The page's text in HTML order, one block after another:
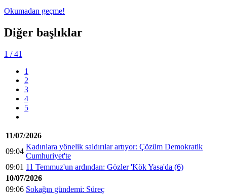
Okumadan geçme!
Diğer başlıklar
1 / 41
1
2
3
4
5
11/07/2026
09:04
Kadınlara yönelik saldırılar artıyor: Çözüm Demokratik
Cumhuriyet'te
09:01 11 Temmuz'un ardından: Gözler 'Kök Yasa'da (6)
10/07/2026
09:06 Sokağın gündemi: Süreç